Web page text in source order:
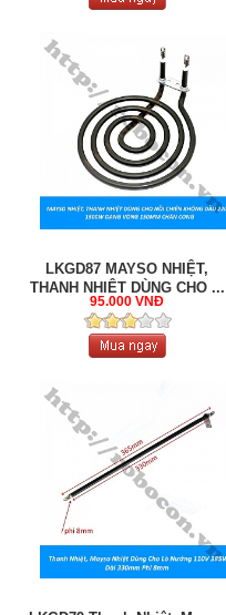
LKGD87 MAYSO NHIỆT,
THANH NHIỆT DÙNG CHO ...
95.000 VNĐ